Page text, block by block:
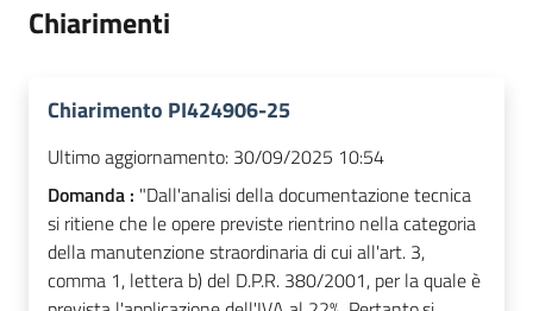
Chiarimenti
Chiarimento PI424906-25
Ultimo aggiornamento: 30/09/2025 10:54
Domanda : "Dall'analisi della documentazione tecnica
si ritiene che le opere previste rientrino nella categoria
della manutenzione straordinaria di cui all'art. 3,
comma 1, lettera b) del D.P.R. 380/2001, per la quale è